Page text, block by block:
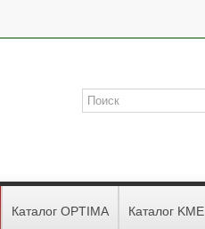
Каталог OPTIMA Каталог KME